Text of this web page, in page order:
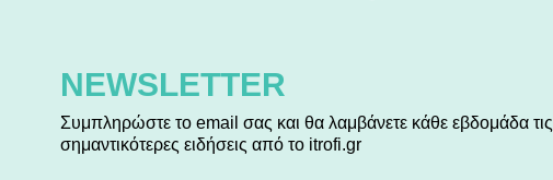
NEWSLETTER
Συμπληρώστε το email σας και θα λαμβάνετε κάθε εβδομάδα τις
σημαντικότερες ειδήσεις από το itrofi.gr